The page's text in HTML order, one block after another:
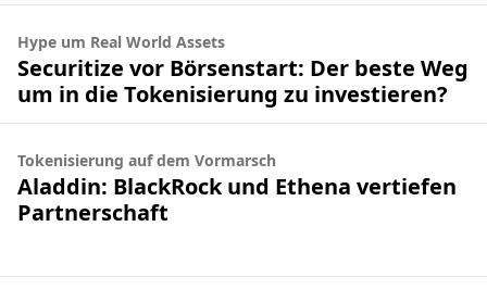
Hype um Real World Assets
Securitize vor Börsenstart: Der beste Weg
um in die Tokenisierung zu investieren?
Tokenisierung auf dem Vormarsch
Aladdin: BlackRock und Ethena vertiefen
Partnerschaft